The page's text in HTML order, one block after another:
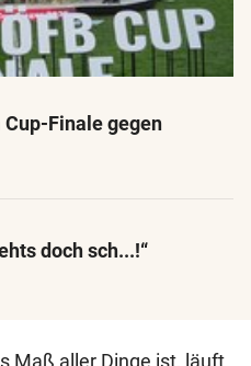
Finale gegen
doch sch...!“
Maß aller Dinge ist, läuft